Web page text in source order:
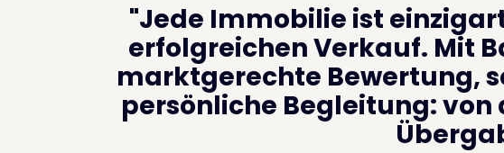
"Jede Immobilie ist
erfolgreichen Verkauf. Mit
marktgerechte Bewertung,
persönliche Begleitung: von